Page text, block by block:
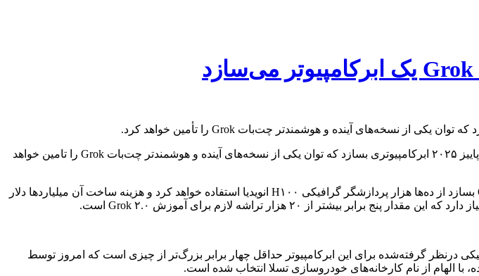
گزارشی تازه ادعا می‌کند که ایلان ماسک اخیرا به سرمایه‌گذاران گفته است استارتاپ xAI می‌خواهد تا پاییز ۲۰۲۵ ابرکامپیوتری بسازد که توان یکی از نسخه‌های آینده و هوشمندتر چت‌بات Grok را تامین خواهد
طبق گزارش وب‌سایت The Information، ابرکامپیوتری که ایلان ماسک می‌خواهد برای نسخه آینده Grok بسازد از ده‌ها هزار پردازشگر گرافیکی H۱۰۰ انویدیا استفاده خواهد کرد و هزینه ساخت آن میلیاردها دلار
گرفته‌شده برای این ابرکامپیوتر حداقل چهار برابر بزرگ‌تر از چیزی است که امروز توسط